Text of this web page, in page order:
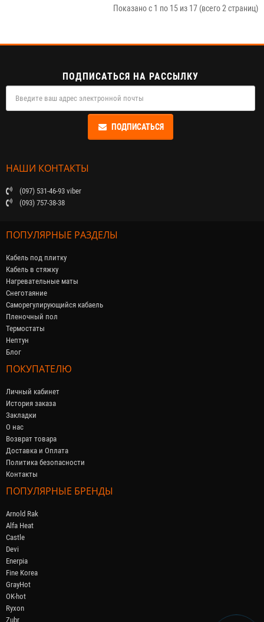
Показано с 1 по 15 из 17 (всего 2 страниц)
ПОДПИСАТЬСЯ НА РАССЫЛКУ
ПОДПИСАТЬСЯ
НАШИ КОНТАКТЫ
(097) 531-46-93 viber
(093) 757-38-38
ПОПУЛЯРНЫЕ РАЗДЕЛЫ
Кабель под плитку
Кабель в стяжку
Нагревательные маты
Снеготаяние
Саморегулирующийся кабaель
Пленочный пол
Термостаты
Нептун
Блог
ПОКУПАТЕЛЮ
Личный кабинет
История заказа
Закладки
О нас
Возврат товара
Доставка и Оплата
Политика безопасности
Контакты
ПОПУЛЯРНЫЕ БРЕНДЫ
Arnold Rak
Alfa Heat
Castle
Devi
Enerpia
Fine Korea
GrayHot
OK-hot
Ryxon
Zubr